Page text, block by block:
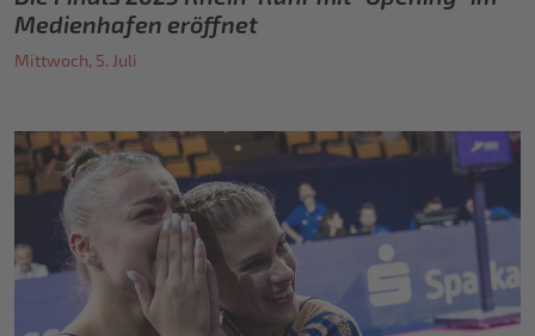
Medienhafen eröffnet
Mittwoch, 5. Juli